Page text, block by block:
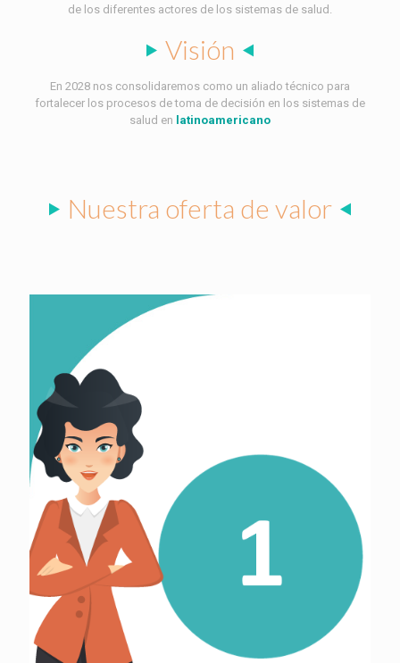
de los diferentes actores de los sistemas de salud.
Visión
En 2028 nos consolidaremos como un aliado técnico para
fortalecer los procesos de toma de decisión en los sistemas de
salud en latinoamericano
Nuestra oferta de valor